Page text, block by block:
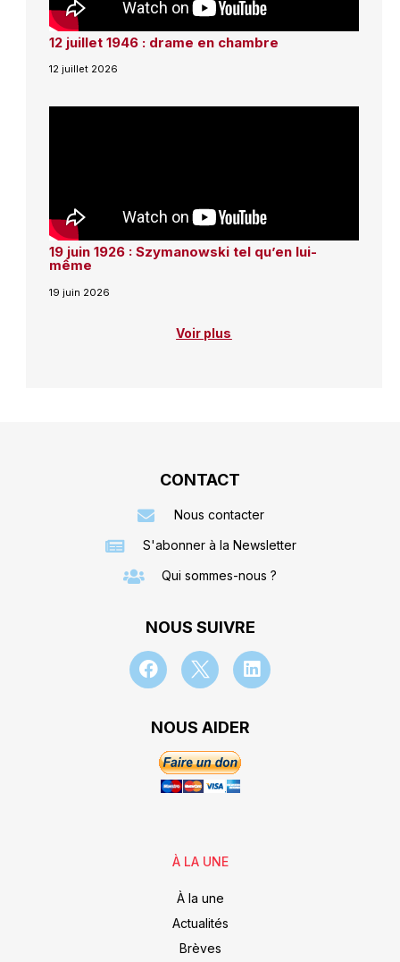
12 juillet 1946 : drame en chambre
12 juillet 2026
19 juin 1926 : Szymanowski tel qu’en lui-
même
19 juin 2026
Voir plus
CONTACT
Nous contacter
S'abonner à la Newsletter
Qui sommes-nous ?
NOUS SUIVRE
NOUS AIDER
À LA UNE
À la une
Actualités
Brèves